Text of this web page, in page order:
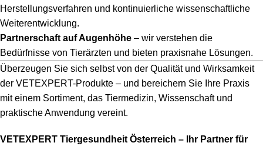
Herstellungsverfahren und kontinuierliche wissenschaftliche
Weiterentwicklung.
Partnerschaft auf Augenhöhe – wir verstehen die
Bedürfnisse von Tierärzten und bieten praxisnahe Lösungen.
Überzeugen Sie sich selbst von der Qualität und Wirksamkeit
der VETEXPERT-Produkte – und bereichern Sie Ihre Praxis
mit einem Sortiment, das Tiermedizin, Wissenschaft und
praktische Anwendung vereint.
VETEXPERT Tiergesundheit Österreich – Ihr Partner für